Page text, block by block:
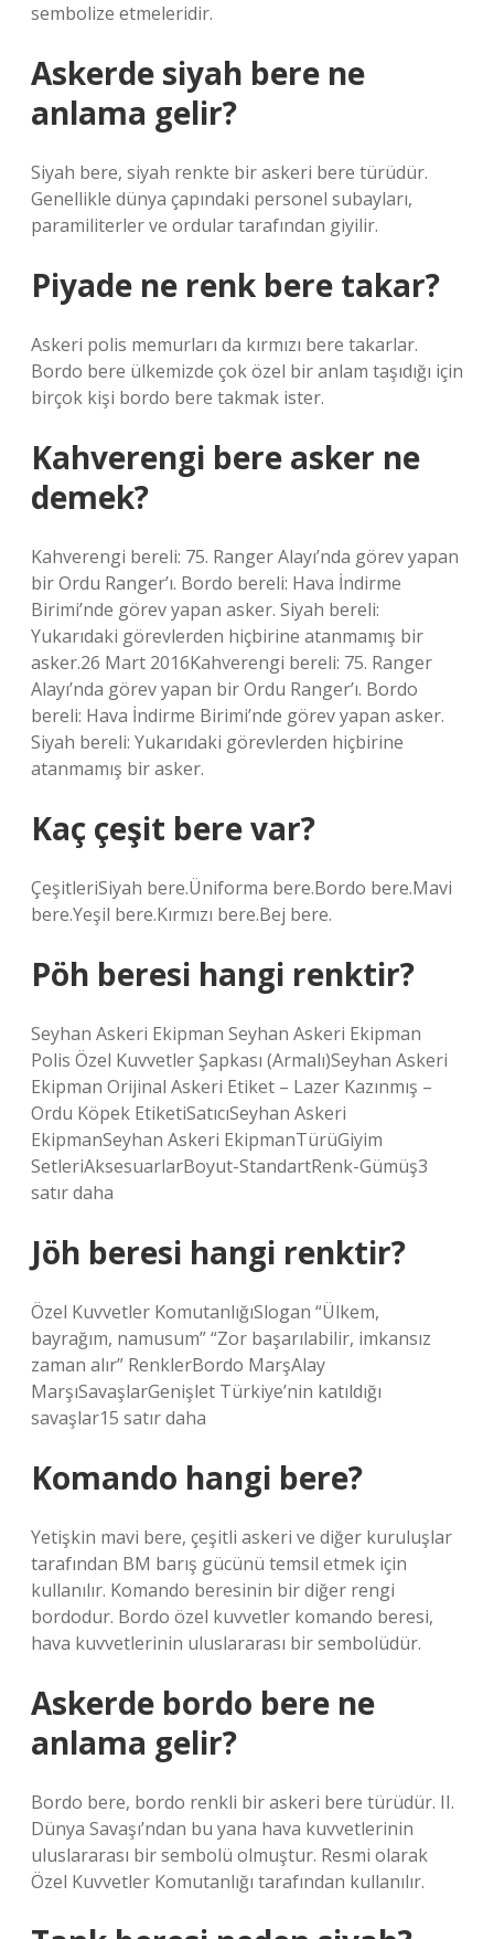
sembolize etmeleridir.
Askerde siyah bere ne
anlama gelir?
Siyah bere, siyah renkte bir askeri bere türüdür.
Genellikle dünya çapındaki personel subayları,
paramiliterler ve ordular tarafından giyilir.
Piyade ne renk bere takar?
Askeri polis memurları da kırmızı bere takarlar.
Bordo bere ülkemizde çok özel bir anlam taşıdığı için
birçok kişi bordo bere takmak ister.
Kahverengi bere asker ne
demek?
Kahverengi bereli: 75. Ranger Alayı’nda görev yapan
bir Ordu Ranger’ı. Bordo bereli: Hava İndirme
Birimi’nde görev yapan asker. Siyah bereli:
Yukarıdaki görevlerden hiçbirine atanmamış bir
asker.26 Mart 2016Kahverengi bereli: 75. Ranger
Alayı’nda görev yapan bir Ordu Ranger’ı. Bordo
bereli: Hava İndirme Birimi’nde görev yapan asker.
Siyah bereli: Yukarıdaki görevlerden hiçbirine
atanmamış bir asker.
Kaç çeşit bere var?
ÇeşitleriSiyah bere.Üniforma bere.Bordo bere.Mavi
bere.Yeşil bere.Kırmızı bere.Bej bere.
Pöh beresi hangi renktir?
Seyhan Askeri Ekipman Seyhan Askeri Ekipman
Polis Özel Kuvvetler Şapkası (Armalı)Seyhan Askeri
Ekipman Orijinal Askeri Etiket – Lazer Kazınmış –
Ordu Köpek EtiketiSatıcıSeyhan Askeri
EkipmanSeyhan Askeri EkipmanTürüGiyim
SetleriAksesuarlarBoyut-StandartRenk-Gümüş3
satır daha
Jöh beresi hangi renktir?
Özel Kuvvetler KomutanlığıSlogan “Ülkem,
bayrağım, namusum” “Zor başarılabilir, imkansız
zaman alır” RenklerBordo MarşAlay
MarşıSavaşlarGenişlet Türkiye’nin katıldığı
savaşlar15 satır daha
Komando hangi bere?
Yetişkin mavi bere, çeşitli askeri ve diğer kuruluşlar
tarafından BM barış gücünü temsil etmek için
kullanılır. Komando beresinin bir diğer rengi
bordodur. Bordo özel kuvvetler komando beresi,
hava kuvvetlerinin uluslararası bir sembolüdür.
Askerde bordo bere ne
anlama gelir?
Bordo bere, bordo renkli bir askeri bere türüdür. II.
Dünya Savaşı’ndan bu yana hava kuvvetlerinin
uluslararası bir sembolü olmuştur. Resmi olarak
Özel Kuvvetler Komutanlığı tarafından kullanılır.